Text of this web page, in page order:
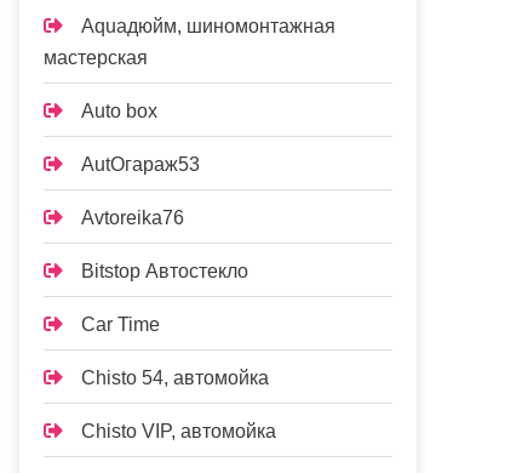
Aquaдюйм, шиномонтажная
мастерская
Auto box
AutOгараж53
Avtoreika76
Bitstop Автостекло
Car Time
Chisto 54, автомойка
Chisto VIP, автомойка